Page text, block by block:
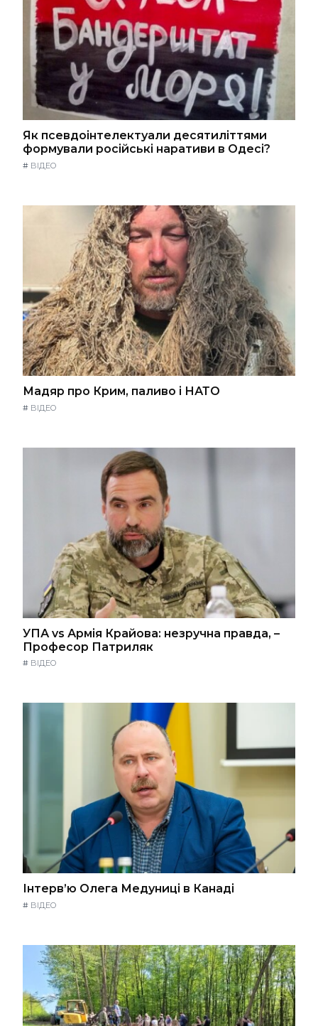
Як псевдоінтелектуали десятиліттями
формували російські наративи в Одесі?
# ВІДЕО
Мадяр про Крим, паливо і НАТО
# ВІДЕО
УПА vs Армія Крайова: незручна правда, –
Професор Патриляк
# ВІДЕО
Інтерв’ю Олега Медуниці в Канаді
# ВІДЕО